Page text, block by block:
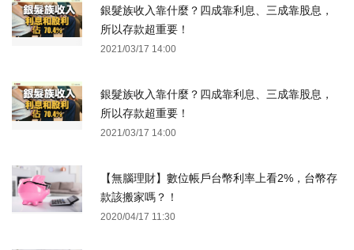
銀髮族收入靠什麼？四成靠利息、三成靠股息，
所以存款超重要！
2021/03/17 14:00
銀髮族收入靠什麼？四成靠利息、三成靠股息，
所以存款超重要！
2021/03/17 14:00
【無腦理財】數位帳戶台幣利率上看2%，台幣存
款該搬家嗎？！
2020/04/17 11:30